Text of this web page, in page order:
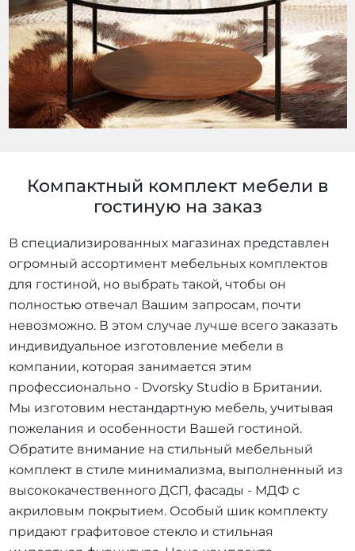
Компактный комплект мебели в
гостиную на заказ
В специализированных магазинах представлен
огромный ассортимент мебельных комплектов
для гостиной, но выбрать такой, чтобы он
полностью отвечал Вашим запросам, почти
невозможно. В этом случае лучше всего заказать
индивидуальное изготовление мебели в
компании, которая занимается этим
профессионально - Dvorsky Studio в Британии.
Мы изготовим нестандартную мебель, учитывая
пожелания и особенности Вашей гостиной.
Обратите внимание на стильный мебельный
комплект в стиле минимализма, выполненный из
высококачественного ДСП, фасады - МДФ с
акриловым покрытием. Особый шик комплекту
придают графитовое стекло и стильная